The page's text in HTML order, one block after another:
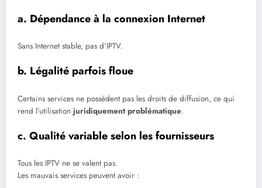
a. Dépendance à la connexion Internet
Sans Internet stable, pas d’IPTV.
b. Légalité parfois floue
Certains services ne possèdent pas les droits de diffusion, ce qui
rend l’utilisation juridiquement problématique.
c. Qualité variable selon les fournisseurs
Tous les IPTV ne se valent pas.
Les mauvais services peuvent avoir :